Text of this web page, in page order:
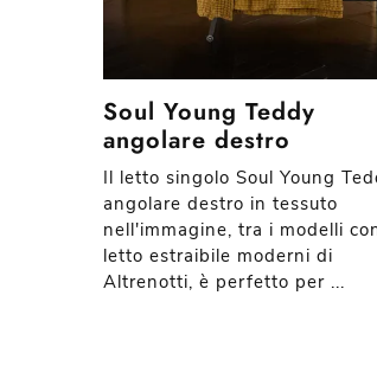
Soul Young Teddy
angolare destro
Il letto singolo Soul Young
angolare destro in tessuto
nell'immagine, tra i modelli
letto estraibile moderni di
Altrenotti, è perfetto per ...